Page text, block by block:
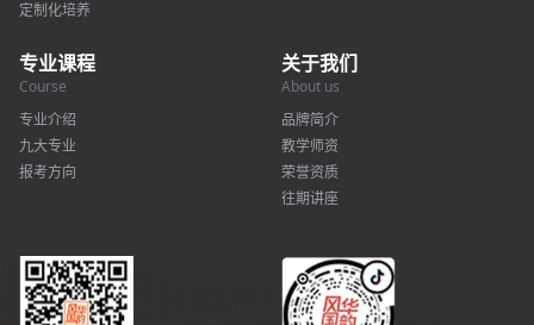
定制化培养
专业课程
Course
专业介绍
九大专业
报考方向
关于我们
About us
品牌简介
教学师资
荣誉资质
往期讲座